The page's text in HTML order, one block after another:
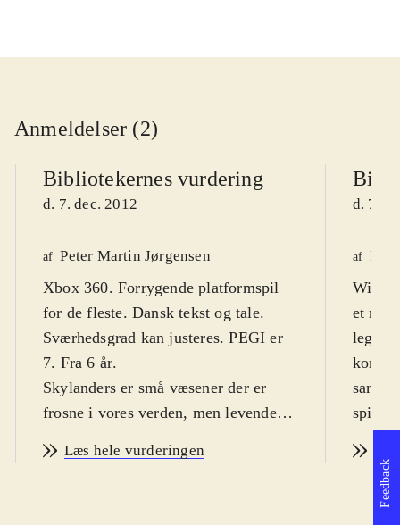
Anmeldelser (2)
Bibliotekernes vurdering
d. 7. dec. 2012
af Peter Martin Jørgensen
Xbox 360. Forrygende platformspil
for de fleste. Dansk tekst og tale.
Sværhedsgrad kan justeres. PEGI er
7. Fra 6 år.
Skylanders er små væsener der er
frosne i vores verden, men levende
mediet mellem de to. Med til spillet
Læs hele vurderingen
d. 7.
af
Wii.
et
spillet
Feedback